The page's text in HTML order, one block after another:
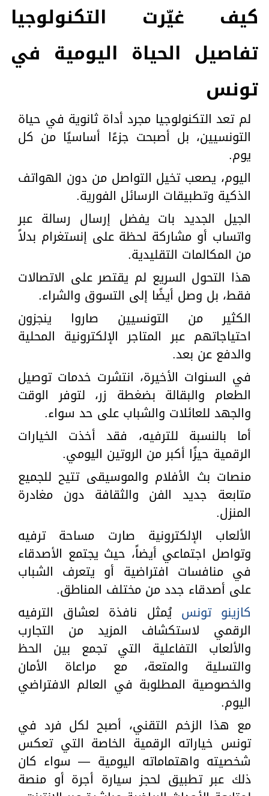
كيف غيّرت التكنولوجيا
تفاصيل الحياة اليومية في
تونس
لم تعد التكنولوجيا مجرد أداة ثانوية في حياة
التونسيين، بل أصبحت جزءًا أساسيًا من كل
يوم.
اليوم، يصعب تخيل التواصل من دون الهواتف
الذكية وتطبيقات الرسائل الفورية.
الجيل الجديد بات يفضل إرسال رسالة عبر
واتساب أو مشاركة لحظة على إنستغرام بدلاً
من المكالمات التقليدية.
هذا التحول السريع لم يقتصر على الاتصالات
فقط، بل وصل أيضًا إلى التسوق والشراء.
الكثير من التونسيين صاروا ينجزون
احتياجاتهم عبر المتاجر الإلكترونية المحلية
والدفع عن بعد.
في السنوات الأخيرة، انتشرت خدمات توصيل
الطعام والبقالة بضغطة زر، لتوفر الوقت
والجهد للعائلات والشباب على حد سواء.
أما بالنسبة للترفيه، فقد أخذت الخيارات
الرقمية حيزًا أكبر من الروتين اليومي.
منصات بث الأفلام والموسيقى تتيح للجميع
متابعة جديد الفن والثقافة دون مغادرة
المنزل.
الألعاب الإلكترونية صارت مساحة ترفيه
وتواصل اجتماعي أيضاً، حيث يجتمع الأصدقاء
في منافسات افتراضية أو يتعرف الشباب
على أصدقاء جدد من مختلف المناطق.
كازينو تونس يُمثل نافذة لعشاق الترفيه
الرقمي لاستكشاف المزيد من التجارب
والألعاب التفاعلية التي تجمع بين الحظ
والتسلية والمتعة، مع مراعاة الأمان
والخصوصية المطلوبة في العالم الافتراضي
اليوم.
مع هذا الزخم التقني، أصبح لكل فرد في
تونس خياراته الرقمية الخاصة التي تعكس
شخصيته واهتماماته اليومية — سواء كان
ذلك عبر تطبيق لحجز سيارة أجرة أو منصة